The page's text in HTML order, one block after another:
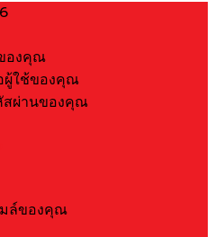
องคุณ
ผู้ใช้ของคุณ
สผ่านของคุณ
มล์ของคุณ